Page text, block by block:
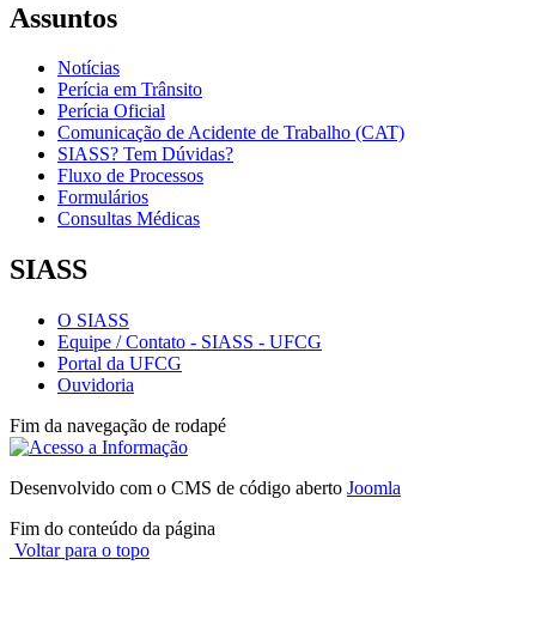
Assuntos
Notícias
Perícia em Trânsito
Perícia Oficial
Comunicação de Acidente de Trabalho (CAT)
SIASS? Tem Dúvidas?
Fluxo de Processos
Formulários
Consultas Médicas
SIASS
O SIASS
Equipe / Contato - SIASS - UFCG
Portal da UFCG
Ouvidoria
Fim da navegação de rodapé
Desenvolvido com o CMS de código aberto Joomla
Fim do conteúdo da página
Voltar para o topo